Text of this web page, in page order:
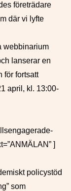
företrädare
där vi lyfte
webbinarium
lanserar en
för fortsatt
april, kl. 13:00-
]
policystöd
som